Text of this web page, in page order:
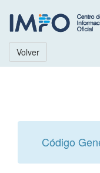
Volver
Código